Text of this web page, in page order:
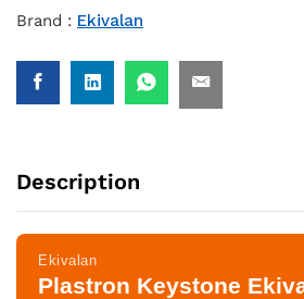
Brand : Ekivalan
Description
Ekivalan
Plastron Keystone